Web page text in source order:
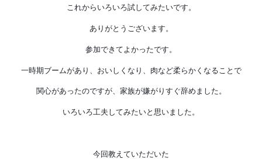
これからいろいろ試してみたいです。
ありがとうございます。
参加できてよかったです。
一時期ブームがあり、おいしくなり、肉など柔らかくなることで
関心があったのですが、家族が嫌がりすぐ辞めました。
いろいろ工夫してみたいと思いました。
今回教えていただいた